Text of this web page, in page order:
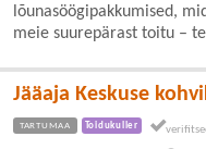
lõunasöögipakkumised,
meie suurepärast toitu –
Jääaja Keskuse
TARTUMAA Toidukuller